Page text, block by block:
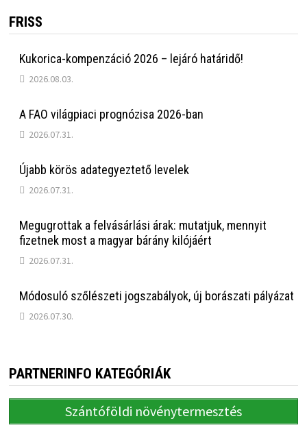
FRISS
Kukorica-kompenzáció 2026 – lejáró határidő!
2026.08.03.
A FAO világpiaci prognózisa 2026-ban
2026.07.31.
Újabb körös adategyeztető levelek
2026.07.31.
Megugrottak a felvásárlási árak: mutatjuk, mennyit
fizetnek most a magyar bárány kilójáért
2026.07.31.
Módosuló szőlészeti jogszabályok, új borászati pályázat
2026.07.30.
PARTNERINFO KATEGÓRIÁK
Szántóföldi növénytermesztés